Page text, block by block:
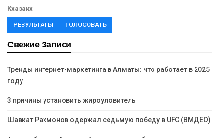
Кхазакх
РЕЗУЛЬТАТЫ ГОЛОСОВАТЬ
Свежие Записи
Тренды интернет-маркетинга в Алматы: что работает в 2025
году
3 причины установить жироуловитель
Шавкат Рахмонов одержал седьмую победу в UFC (ВМДЕО)